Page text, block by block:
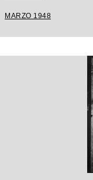
MARZO 1948